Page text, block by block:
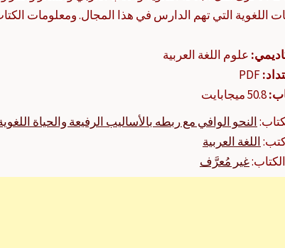
اللغوية التي تهم الدارس في هذا المجال. ومعلومات
علوم اللغة العربية
النحو الوافي مع ربطه بالأساليب الرفيعة والحياة
اللغة العربية
غير مُعرَّف